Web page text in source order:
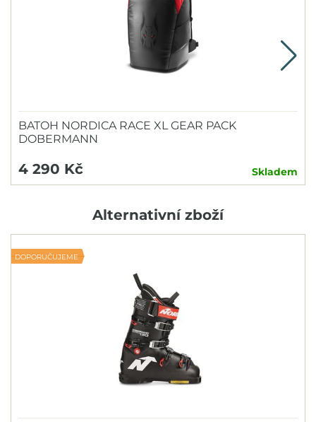
BATOH NORDICA RACE XL GEAR PACK
DOBERMANN
4 290 Kč Skladem
Alternativní zboží
DOPORUČUJEME